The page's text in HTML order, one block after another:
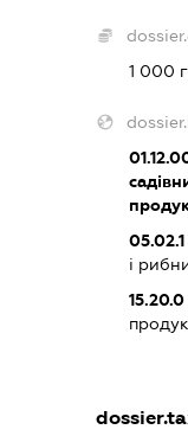
1 000
05.02.1
і
15.20.0